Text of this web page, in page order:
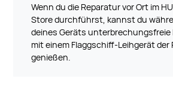
Wenn du die Reparatur vor Ort im
Store durchführst, kannst du
deines Geräts unterbrechungsfreie
mit einem Flaggschiff-Leihgerät der
genießen.